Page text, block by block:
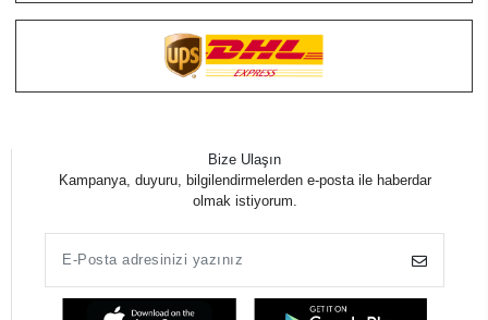
Bize Ulaşın
Kampanya, duyuru, bilgilendirmelerden e-posta ile haberdar
olmak istiyorum.